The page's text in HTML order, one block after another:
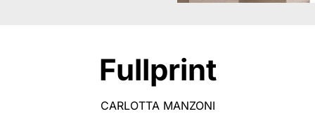
Fullprint
CARLOTTA MANZONI